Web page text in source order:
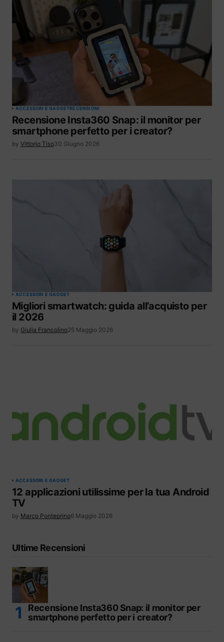
ACCESSORI E GADGETRECENSIONI
Recensione Insta360 Snap: il monitor per
smartphone perfetto per i creator?
by Vittorio Tiso30 Giugno 2026
ACCESSORI E GADGET
Migliori smartwatch: guida all’acquisto per
il 2026
by Giulia Francolino25 Maggio 2026
ACCESSORI E GADGET
12 applicazioni utilissime per la tua Android
TV
by Marco Ponteprino6 Maggio 2026
Ultime Recensioni
Recensione Insta360 Snap: il monitor per
smartphone perfetto per i creator?